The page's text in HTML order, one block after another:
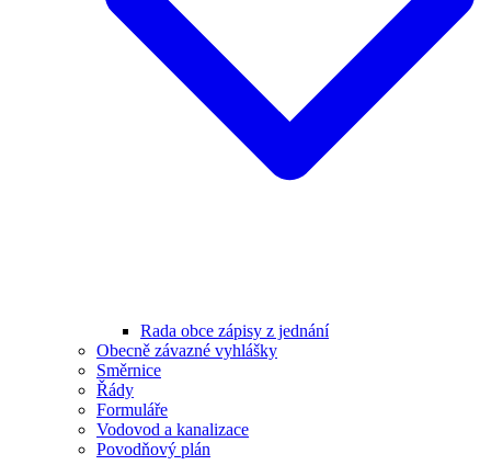
Rada obce zápisy z jednání
Obecně závazné vyhlášky
Směrnice
Řády
Formuláře
Vodovod a kanalizace
Povodňový plán